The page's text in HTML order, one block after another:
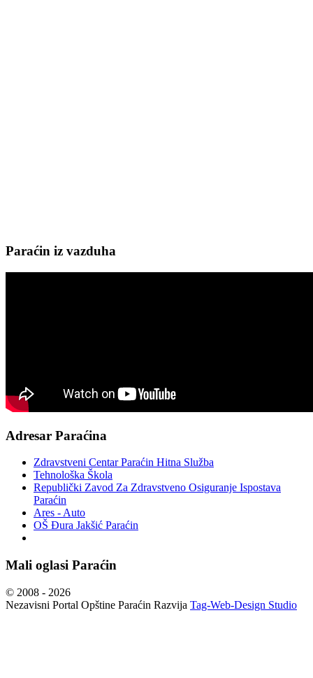
Paraćin iz vazduha
Adresar Paraćina
Zdravstveni Centar Paraćin Hitna Služba
Tehnološka Škola
Republički Zavod Za Zdravstveno Osiguranje Ispostava
Paraćin
Ares - Auto
OŠ Đura Jakšić Paraćin
Mali oglasi Paraćin
© 2008 - 2026
Nezavisni Portal Opštine Paraćin Razvija Tag-Web-Design Studio